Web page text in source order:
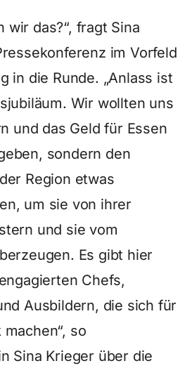
wir das?“, fragt Sina
im Vorfeld
in die Runde. „Anlass ist
Wir wollten uns
und das Geld für Essen
sondern den
Region etwas
um sie von ihrer
und sie vom
Es gibt hier
Chefs,
Ausbildern, die sich für
so
Sina Krieger über die